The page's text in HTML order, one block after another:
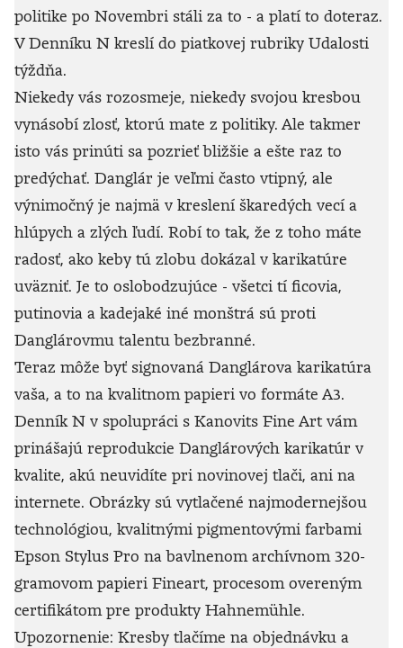
politike po Novembri stáli za to - a platí to doteraz.
V Denníku N kreslí do piatkovej rubriky Udalosti
týždňa.
Niekedy vás rozosmeje, niekedy svojou kresbou
vynásobí zlosť, ktorú mate z politiky. Ale takmer
isto vás prinúti sa pozrieť bližšie a ešte raz to
predýchať. Danglár je veľmi často vtipný, ale
výnimočný je najmä v kreslení škaredých vecí a
hlúpych a zlých ľudí. Robí to tak, že z toho máte
radosť, ako keby tú zlobu dokázal v karikatúre
uväzniť. Je to oslobodzujúce - všetci tí ficovia,
putinovia a kadejaké iné monštrá sú proti
Danglárovmu talentu bezbranné.
Teraz môže byť signovaná Danglárova karikatúra
vaša, a to na kvalitnom papieri vo formáte A3.
Denník N v spolupráci s Kanovits Fine Art vám
prinášajú reprodukcie Danglárových karikatúr v
kvalite, akú neuvidíte pri novinovej tlači, ani na
internete. Obrázky sú vytlačené najmodernejšou
technológiou, kvalitnými pigmentovými farbami
Epson Stylus Pro na bavlnenom archívnom 320-
gramovom papieri Fineart, procesom overeným
certifikátom pre produkty Hahnemühle.
Upozornenie: Kresby tlačíme na objednávku a